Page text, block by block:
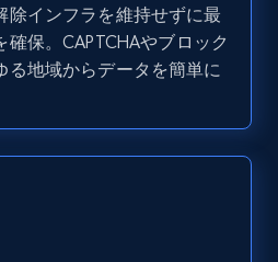
information -
Address,
除インフラを維持せずに最
保。CAPTCHAやブロック
る地域からデータを簡単に